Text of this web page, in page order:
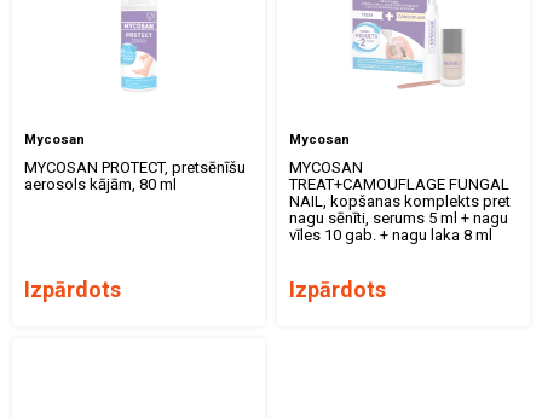
Mycosan
MYCOSAN PROTECT, pretsēnīšu
aerosols kājām, 80 ml
Izpārdots
Mycosan
MYCOSAN
TREAT+CAMOUFLAGE FUNGAL
NAIL, kopšanas komplekts pret
nagu sēnīti, serums 5 ml + nagu
vīles 10 gab. + nagu laka 8 ml
Izpārdots